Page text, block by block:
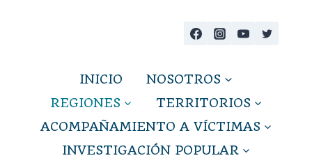
INICIO
NOSOTROS
REGIONES
TERRITORIOS
ACOMPAÑAMIENTO A VÍCTIMAS
INVESTIGACIÓN POPULAR